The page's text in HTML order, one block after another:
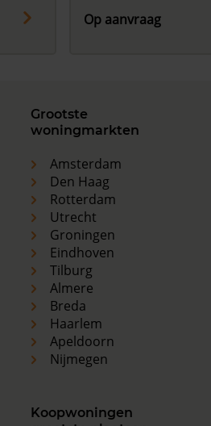
Op aanvraag
Grootste
woningmarkten
Amsterdam
Den Haag
Rotterdam
Utrecht
Groningen
Eindhoven
Tilburg
Almere
Breda
Haarlem
Apeldoorn
Nijmegen
Koopwoningen